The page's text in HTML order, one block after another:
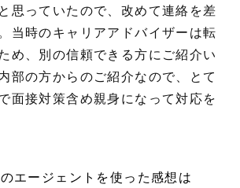
思っていたので、改めて連絡を差
当時のキャリアアドバイザーは転
め、別の信頼できる方にご紹介い
部の方からのご紹介なので、とて
面接対策含め親身になって対応を
エージェントを使った感想は